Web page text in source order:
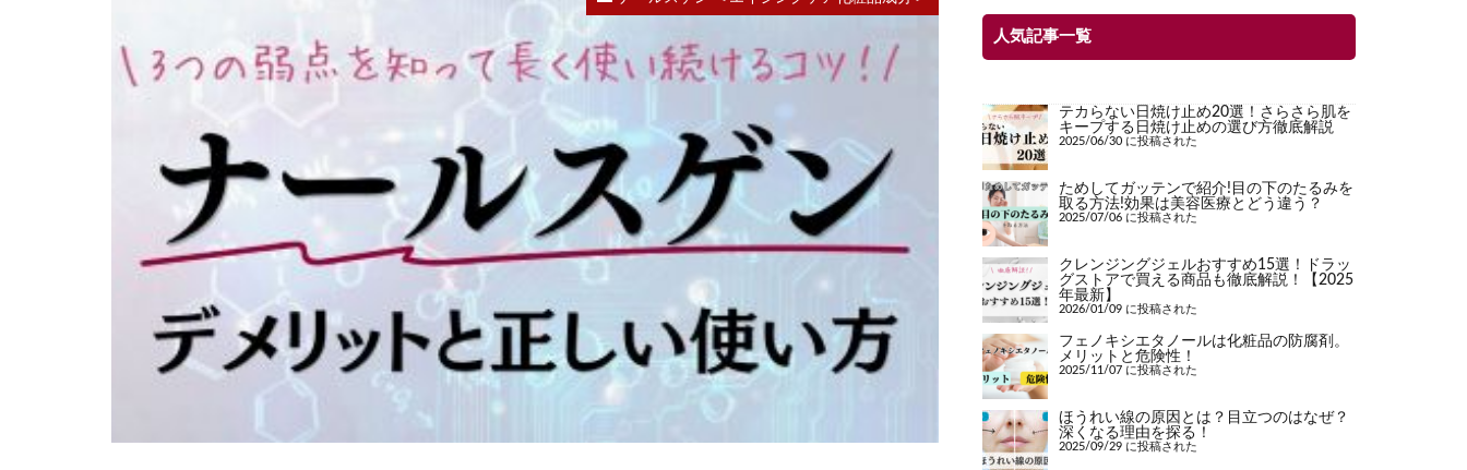
人気記事一覧
テカらない日焼け止め20選！さらさら肌を
キープする日焼け止めの選び方徹底解説
2025/06/30 に投稿された
ためしてガッテンで紹介!目の下のたるみを
取る方法!効果は美容医療とどう違う？
2025/07/06 に投稿された
クレンジングジェルおすすめ15選！ドラッ
グストアで買える商品も徹底解説！【2025
年最新】
2026/01/09 に投稿された
フェノキシエタノールは化粧品の防腐剤。
メリットと危険性！
2025/11/07 に投稿された
ほうれい線の原因とは？目立つのはなぜ？
深くなる理由を探る！
2025/09/29 に投稿された